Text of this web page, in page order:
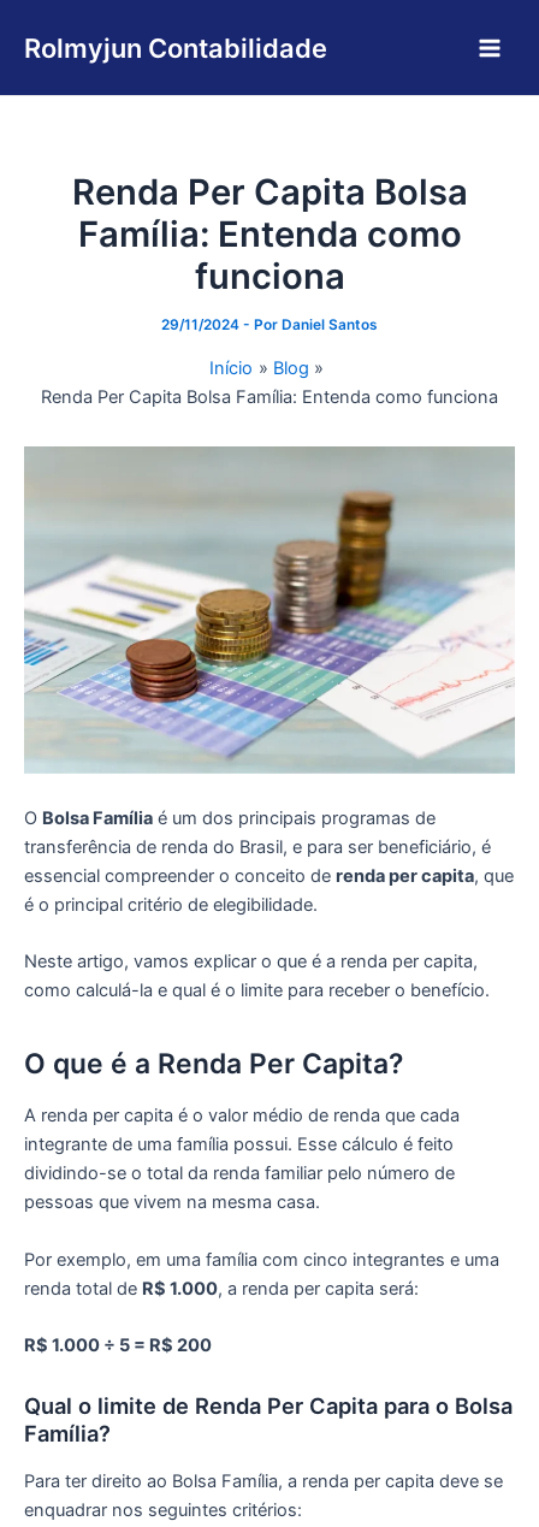
para
conteúdo
Rolmyjun Contabilidade
Renda Per Capita Bolsa
Família: Entenda como
funciona
29/11/2024 - Por Daniel Santos
Início
Blog
Renda Per Capita Bolsa Família: Entenda como funciona
O Bolsa Família é um dos principais programas de
transferência de renda do Brasil, e para ser beneficiário, é
essencial compreender o conceito de renda per capita, que
é o principal critério de elegibilidade.
Neste artigo, vamos explicar o que é a renda per capita,
como calculá-la e qual é o limite para receber o benefício.
O que é a Renda Per Capita?
A renda per capita é o valor médio de renda que cada
integrante de uma família possui. Esse cálculo é feito
dividindo-se o total da renda familiar pelo número de
pessoas que vivem na mesma casa.
Por exemplo, em uma família com cinco integrantes e uma
renda total de R$ 1.000, a renda per capita será:
R$ 1.000 ÷ 5 = R$ 200
Qual o limite de Renda Per Capita para o Bolsa
Família?
Para ter direito ao Bolsa Família, a renda per capita deve se
enquadrar nos seguintes critérios: